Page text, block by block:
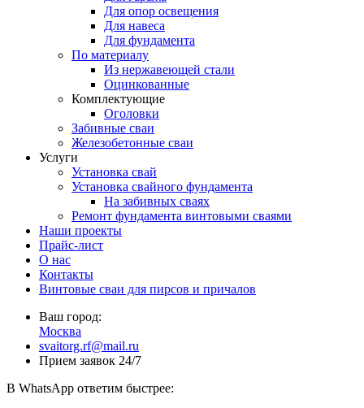
Для опор освещения
Для навеса
Для фундамента
По материалу
Из нержавеющей стали
Оцинкованные
Комплектующие
Оголовки
Забивные сваи
Железобетонные сваи
Услуги
Установка свай
Установка свайного фундамента
На забивных сваях
Ремонт фундамента винтовыми сваями
Наши проекты
Прайс-лист
О нас
Контакты
Винтовые сваи для пирсов и причалов
Ваш город:
Москва
svaitorg.rf@mail.ru
Прием заявок 24/7
В WhatsApp ответим быстрее: